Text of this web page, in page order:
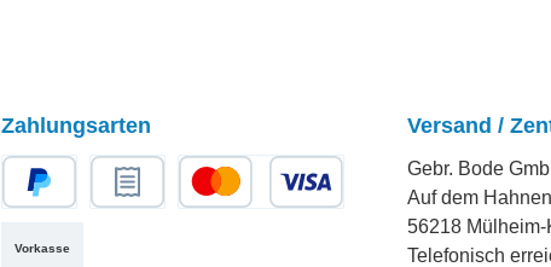
Zahlungsarten
Vorkasse
Versand /
Gebr. Bode
Auf dem
56218 Mülheim-
Telefonisch